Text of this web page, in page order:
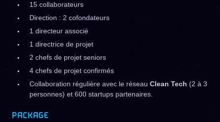
15 collaborateurs
Direction : 2 cofondateurs
1 directeur associé
1 directrice de projet
2 chefs de projet seniors
4 chefs de projet confirmés
Collaboration régulière avec le réseau Clean Tech (2 à 3
personnes) et 600 startups partenaires.
PACKAGE